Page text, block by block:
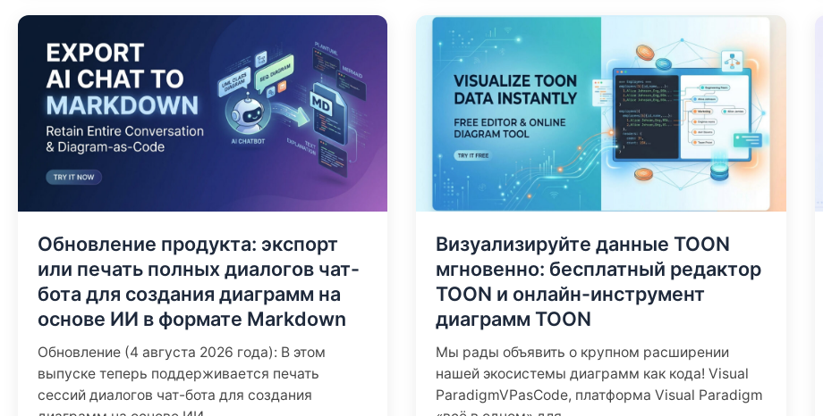
Обновление продукта: экспорт
или печать полных диалогов чат-
бота для создания диаграмм на
основе ИИ в формате Markdown
Обновление (4 августа 2026 года): В этом
выпуске теперь поддерживается печать
сессий диалогов чат-бота для создания
Визуализируйте данные TOON
мгновенно: бесплатный редактор
TOON и онлайн-инструмент
диаграмм TOON
Мы рады объявить о крупном расширении
нашей экосистемы диаграмм как кода! Visual
ParadigmVPasCode, платформа Visual Paradigm